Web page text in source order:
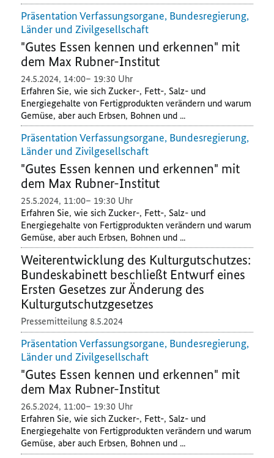
Präsentation Verfassungsorgane, Bundesregierung,
Länder und Zivilgesellschaft
"Gutes Essen kennen und erkennen" mit
dem Max Rubner-Institut
24.5.2024, 14:00
19:30 Uhr
Erfahren Sie, wie sich Zucker-, Fett-, Salz- und
Energiegehalte von Fertigprodukten verändern und warum
Gemüse, aber auch Erbsen, Bohnen und ...
Präsentation Verfassungsorgane, Bundesregierung,
Länder und Zivilgesellschaft
"Gutes Essen kennen und erkennen" mit
dem Max Rubner-Institut
25.5.2024, 11:00
19:30 Uhr
Erfahren Sie, wie sich Zucker-, Fett-, Salz- und
Energiegehalte von Fertigprodukten verändern und warum
Gemüse, aber auch Erbsen, Bohnen und ...
Weiterentwicklung des Kulturgutschutzes:
Bundeskabinett beschließt Entwurf eines
Ersten Gesetzes zur Änderung des
Kulturgutschutzgesetzes
Pressemitteilung 8.5.2024
Präsentation Verfassungsorgane, Bundesregierung,
Länder und Zivilgesellschaft
"Gutes Essen kennen und erkennen" mit
dem Max Rubner-Institut
26.5.2024, 11:00
19:30 Uhr
Erfahren Sie, wie sich Zucker-, Fett-, Salz- und
Energiegehalte von Fertigprodukten verändern und warum
Gemüse, aber auch Erbsen, Bohnen und ...